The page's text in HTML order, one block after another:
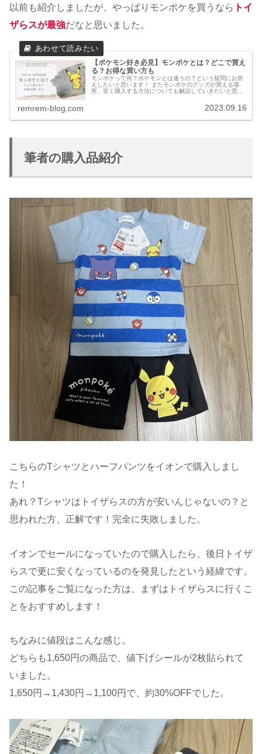
以前も紹介しましたが、やっぱりモンポケを買うなら トイ
ザらスが最強だなと思いました。
【ポケモン好き必見】モンポケとは？どこで買え
る？お得な買い方も
モンポケって何？ポケモンとは違うの？という疑問にお答
えしたいと思います！ またモンポケのグッズが買える場
所、安く購入する方法についても解説していきたいと思い
remrem-blog.com 2023.09.16
筆者の購入品紹介
こちらのTシャツとハーフパンツをイオンで購入しまし
た！
あれ？Tシャツはトイザらスの方が安いんじゃないの？と
思われた方、正解です！完全に失敗しました。
イオンでセールになっていたので購入したら、後日トイザ
らスで更に安くなっているのを発見したという経緯です。
この記事をご覧になった方は、まずはトイザらスに行くこ
とをおすすめします！
ちなみに値段はこんな感じ。
どちらも1,650円の商品で、値下げシールが2枚貼られて
いました。
1,650円→1,430円→1,100円で、約30%OFFでした。